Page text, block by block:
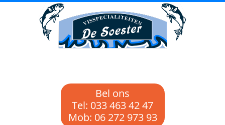
Bel ons
Tel: 033 463 42 47
Mob: 06 272 973 93